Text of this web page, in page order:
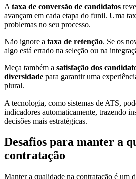
A taxa de conversão de candidatos
avançam em cada etapa do funil. Uma
problemas no seu processo.
Não ignore a taxa de retenção. Se os
algo está errado na seleção ou na
Meça também a satisfação dos
diversidade para garantir uma
plural.
A tecnologia, como sistemas de ATS,
indicadores automaticamente, trazendo
decisões mais estratégicas.
Desafios para manter a
contratação
Manter a qualidade na contratação é um